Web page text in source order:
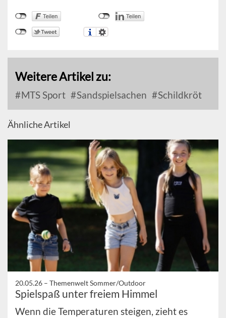
Weitere Artikel zu:
MTS Sport Sandspielsachen Schildkröt
Ähnliche Artikel
20.05.26 – Themenwelt Sommer/Outdoor
Spielspaß unter freiem Himmel
Wenn die Temperaturen steigen, zieht es